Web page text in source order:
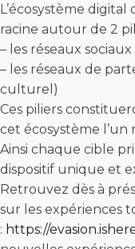
L’écosystème
racine autour de 2
– les réseaux sociaux
– les réseaux de
culturel)
Ces piliers
cet écosystème l’un
Ainsi chaque cible
dispositif unique et
Retrouvez dès à
sur les expériences
: https://